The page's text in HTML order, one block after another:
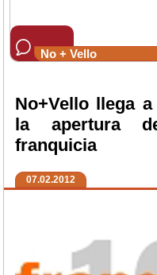
No + Vello
No+Vello llega
la apertura
franquicia
07.02.2012